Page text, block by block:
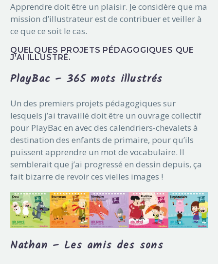
Apprendre doit être un plaisir. Je considère que ma
mission d’illustrateur est de contribuer et veiller à
ce que ce soit le cas.
QUELQUES PROJETS PÉDAGOGIQUES QUE
J’AI ILLUSTRÉ.
PlayBac – 365 mots illustrés
Un des premiers projets pédagogiques sur
lesquels j’ai travaillé doit être un ouvrage collectif
pour PlayBac en avec des calendriers-chevalets à
destination des enfants de primaire, pour qu’ils
puissent apprendre un mot de vocabulaire. Il
semblerait que j’ai progressé en dessin depuis, ça
fait bizarre de revoir ces vielles images !
Nathan – Les amis des sons